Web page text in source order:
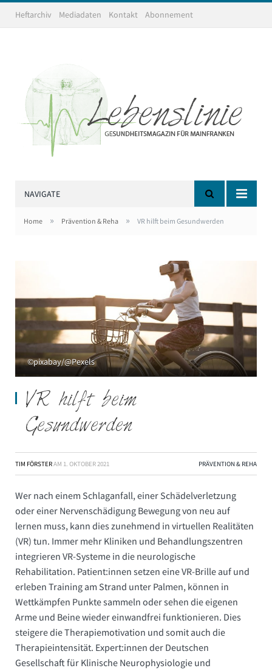
Heftarchiv Mediadaten Kontakt Abonnement
NAVIGATE
Home » Prävention & Reha » VR hilft beim Gesundwerden
©pixabay/@Pexels
VR hilft beim
Gesundwerden
TIM FÖRSTERAM 1. OKTOBER 2021 PRÄVENTION & REHA
Wer nach einem Schlaganfall, einer Schädelverletzung
oder einer Nervenschädigung Bewegung von neu auf
lernen muss, kann dies zunehmend in virtuellen Realitäten
(VR) tun. Immer mehr Kliniken und Behandlungszentren
integrieren VR-Systeme in die neurologische
Rehabilitation. Patient:innen setzen eine VR-Brille auf und
erleben Training am Strand unter Palmen, können in
Wettkämpfen Punkte sammeln oder sehen die eigenen
Arme und Beine wieder einwandfrei funktionieren. Dies
steigere die Therapiemotivation und somit auch die
Therapieintensität. Expert:innen der Deutschen
Gesellschaft für Klinische Neurophysiologie und